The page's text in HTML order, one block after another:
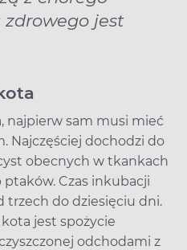
zdrowego jest
najpierw sam musi mieć
Najczęściej dochodzi do
obecnych w tkankach
Czas inkubacji
trzech do dziesięciu dni.
jest spożycie
odchodami z